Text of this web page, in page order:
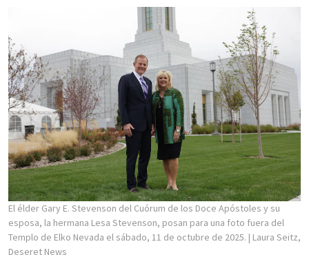
El élder Gary E. Stevenson del Cuórum de los Doce Apóstoles y su
esposa, la hermana Lesa Stevenson, posan para una foto fuera del
Templo de Elko Nevada el sábado, 11 de octubre de 2025. | Laura Seitz,
Deseret News